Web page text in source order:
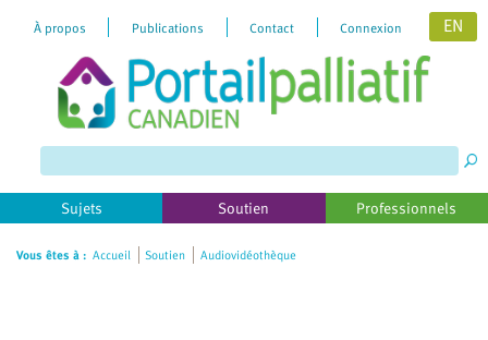
website
includes
an
accessibility
À propos Publications Contact Connexion EN
Sujets Soutien Professionnels
Vous êtes à : Accueil Soutien Audiovidéothèque